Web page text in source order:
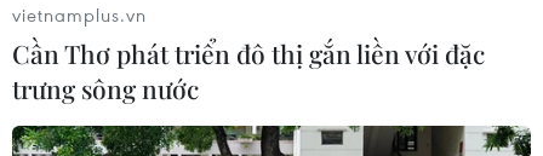
vietnamplus.vn
Cần Thơ phát triển đô thị gắn liền với đặc
trưng sông nước